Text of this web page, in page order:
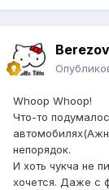
Whoop Whoop!
Что-то
непорядок.
И хоть чукча не
хочется. Даже с